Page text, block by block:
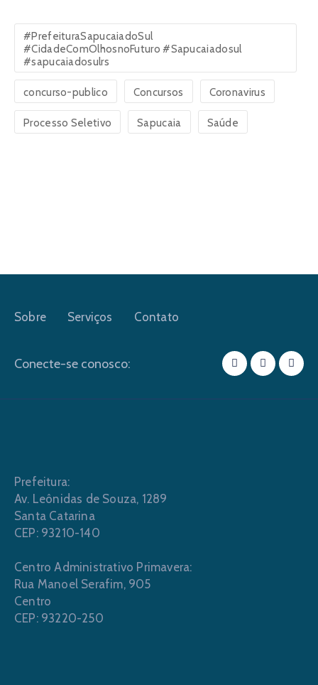
#PrefeituraSapucaiadoSul
#CidadeComOlhosnoFuturo #Sapucaiadosul
#sapucaiadosulrs
concurso-publico Concursos Coronavirus
Processo Seletivo Sapucaia Saúde
Sobre Serviços Contato
Conecte-se conosco:
Prefeitura:
Av. Leônidas de Souza, 1289
Santa Catarina
CEP: 93210-140
Centro Administrativo Primavera:
Rua Manoel Serafim, 905
Centro
CEP: 93220-250